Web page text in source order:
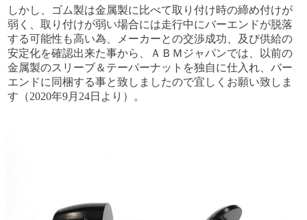
しかし、ゴム製は金属製に比べて取り付け時の締め付けが
弱く、取り付けが弱い場合には走行中にバーエンドが脱落
する可能性も高い為、メーカーとの交渉成功、及び供給の
安定化を確認出来た事から、ＡＢＭジャパンでは、以前の
金属製のスリーブ＆テーパーナットを独自に仕入れ、バー
エンドに同梱する事と致しましたので宜しくお願い致しま
す（2020年9月24日より）。